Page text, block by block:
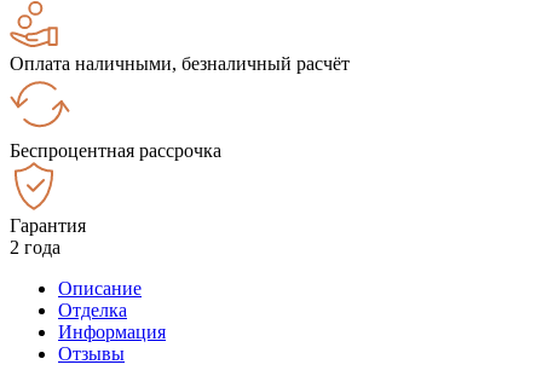
Оплата наличными, безналичный расчёт
Беспроцентная рассрочка
Гарантия
2 года
Описание
Отделка
Информация
Отзывы